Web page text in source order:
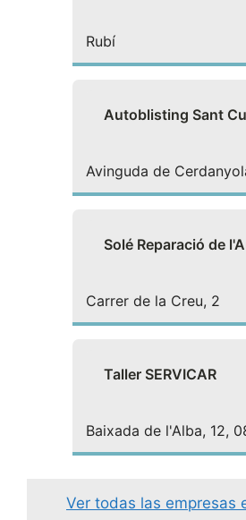
Rubí
Autoblisting Sant
Avinguda de
Solé Reparació de
Carrer de la Creu, 2
Taller SERVICAR
Baixada de l'Alba, 12,
Ver todas las empresas